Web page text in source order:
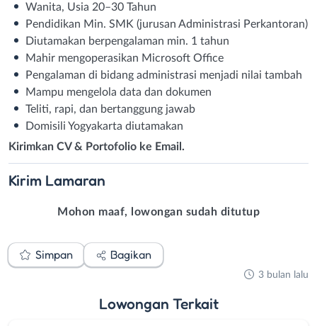
Wanita, Usia 20–30 Tahun
Pendidikan Min. SMK (jurusan Administrasi Perkantoran)
Diutamakan berpengalaman min. 1 tahun
Mahir mengoperasikan Microsoft Office
Pengalaman di bidang administrasi menjadi nilai tambah
Mampu mengelola data dan dokumen
Teliti, rapi, dan bertanggung jawab
Domisili Yogyakarta diutamakan
Kirimkan CV & Portofolio ke Email.
Kirim Lamaran
Mohon maaf, lowongan sudah ditutup
Simpan Bagikan
3 bulan lalu
Lowongan Terkait